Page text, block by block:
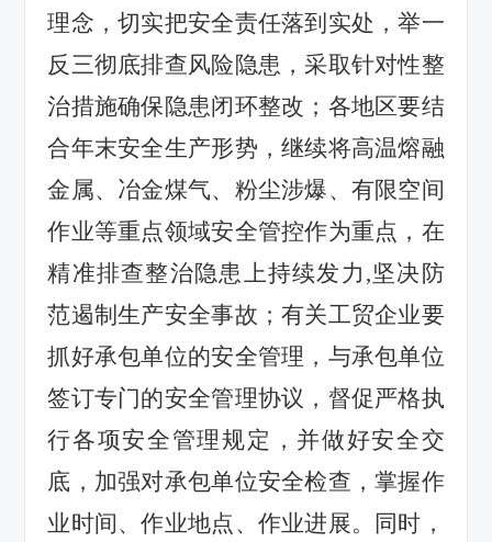
理念，切实把安全责任落到实处，举一
反三彻底排查风险隐患，采取针对性整
治措施确保隐患闭环整改；各地区要结
合年末安全生产形势，继续将高温熔融
金属、冶金煤气、粉尘涉爆、有限空间
作业等重点领域安全管控作为重点，在
精准排查整治隐患上持续发力 ,坚决防
范遏制生产安全事故；有关工贸企业要
抓好承包单位的安全管理，与承包单位
签订专门的安全管理协议，督促严格执
行各项安全管理规定，并做好安全交
底，加强对承包单位安全检查，掌握作
业时间、作业地点、作业进展。同时，